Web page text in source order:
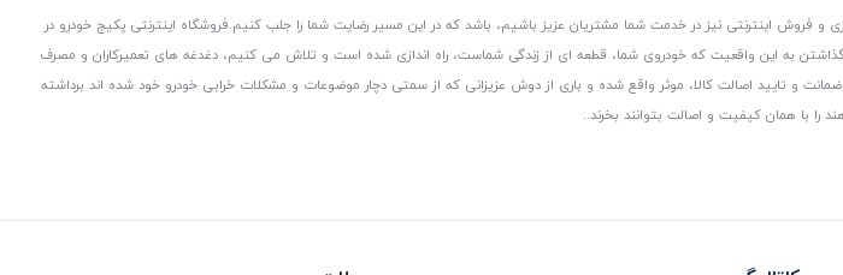
فروش اینترنتی نیز در خدمت شما مشتریان عزیز باشیم، باشد که در این مسیر رضایت شما را جلب کنیم.فروشگاه اینترنتی پکیج خودرو در
گذاشتن به این واقعیت که خودروی شما، قطعه ای از زندگی شماست، راه اندازی شده است و تلاش می کنیم، دغدغه های تعمیرکاران و مصرف
و تایید اصالت کالا، موثر واقع شده و باری از دوش عزیزانی که از سمتی دچار موضوعات و مشکلات خرابی خودرو خود شده اند برداشته
با همان کیفیت و اصالت بتوانند بخرند..